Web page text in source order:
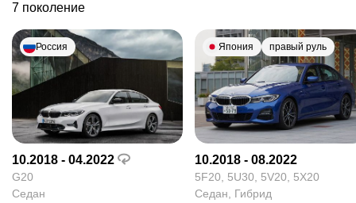
7 поколение
Россия
10.2018 - 04.2022
G20
Седан
Япония правый руль
10.2018 - 08.2022
5F20, 5U30, 5V20, 5X20
Седан, Гибрид